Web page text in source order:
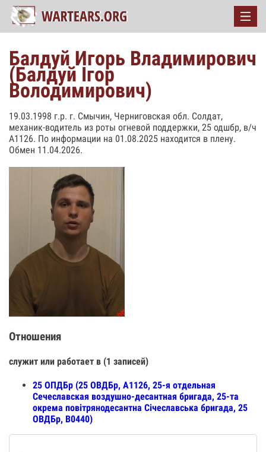
Балдуй Игорь Владимирович
(Балдуй Ігор
Володимирович)
19.03.1998 г.р. г. Смычин, Черниговская обл. Солдат,
механик-водитель из роты огневой поддержки, 25 одшбр, в/ч
А1126. По информации на 01.08.2025 находится в плену.
Обмен 11.04.2026.
Отношения
служит или работает в (1 записей)
25 ОПДБр (25 ОВДБр, А1126, 25-я отдельная
Сечеславская воздушно-десантная бригада, 25-та
окрема повітрянодесантна Січеславська бригада, 25
ОВДБр, В0440)